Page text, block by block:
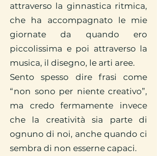
attraverso la ginnastica ritmica,
che ha accompagnato le mie
giornate da quando ero
piccolissima e poi attraverso la
musica, il disegno, le arti aree.
Sento spesso dire frasi come
“non sono per niente creativo”,
ma credo fermamente invece
che la creatività sia parte di
ognuno di noi, anche quando ci
sembra di non esserne capaci.